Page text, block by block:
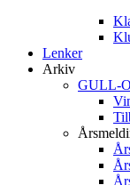
Lenker
Arkiv
GULL-